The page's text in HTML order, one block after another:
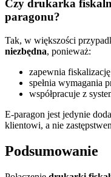
Czy drukarka
paragonu?
Tak, w większości
niezbędna, ponieważ:
zapewnia
spełnia wymagania
współpracuje z
E-paragon jest jedynie
klientowi, a nie
Podsumowanie